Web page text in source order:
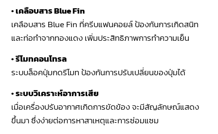
•เคลือบสาร Blue Fin
เคลือบสาร Blue Fin ที่ครีบแฟนคอยล์ ป้องกันการเกิดสนิท
และท่อทำจากทองแดง เพิ่มประสิทธิภาพการทำความเย็น
•รีโมทคอนโทรล
ระบบล็อคปุ่มกดรีโมท ป้องกันการปรับเปลี่ยนของปุ่มได้
•ระบบวิเคราะห์อาการเสีย
เมื่อเครื่องปรับอากาศเกิดการขัดข้อง จะมีสัญลักษณ์แสดง
ขึ้นมา ซึ่งง่ายต่อการหาสาเหตุและการซ่อมแซม